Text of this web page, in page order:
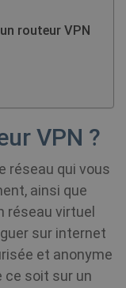
routeur VPN
VPN ?
réseau qui vous
ainsi que
réseau virtuel
sur internet
et anonyme
ce soit sur un